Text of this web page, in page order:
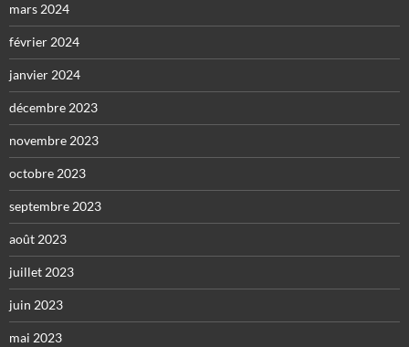
mars 2024
février 2024
janvier 2024
décembre 2023
novembre 2023
octobre 2023
septembre 2023
août 2023
juillet 2023
juin 2023
mai 2023